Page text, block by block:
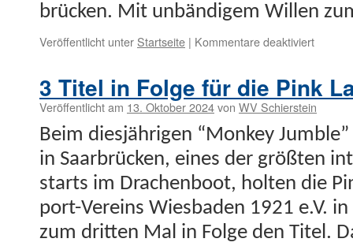
brück­en. Mit unbändi­gem Willen
Veröffentlicht unter Startseite | Kommentare deaktiviertfür
3.
Sieg
Pink
Ladies
3 Titel in Folge für die Pink
Veröffentlicht am 13. Oktober 2024von WV Schierstein
Beim diesjähri­gen “Mon­key
in Saar­brück­en, eines der größten
starts im Drachen­boot, holten die
port-Vere­ins Wies­baden 1921 e.V.
zum drit­ten Mal in Folge den Titel.